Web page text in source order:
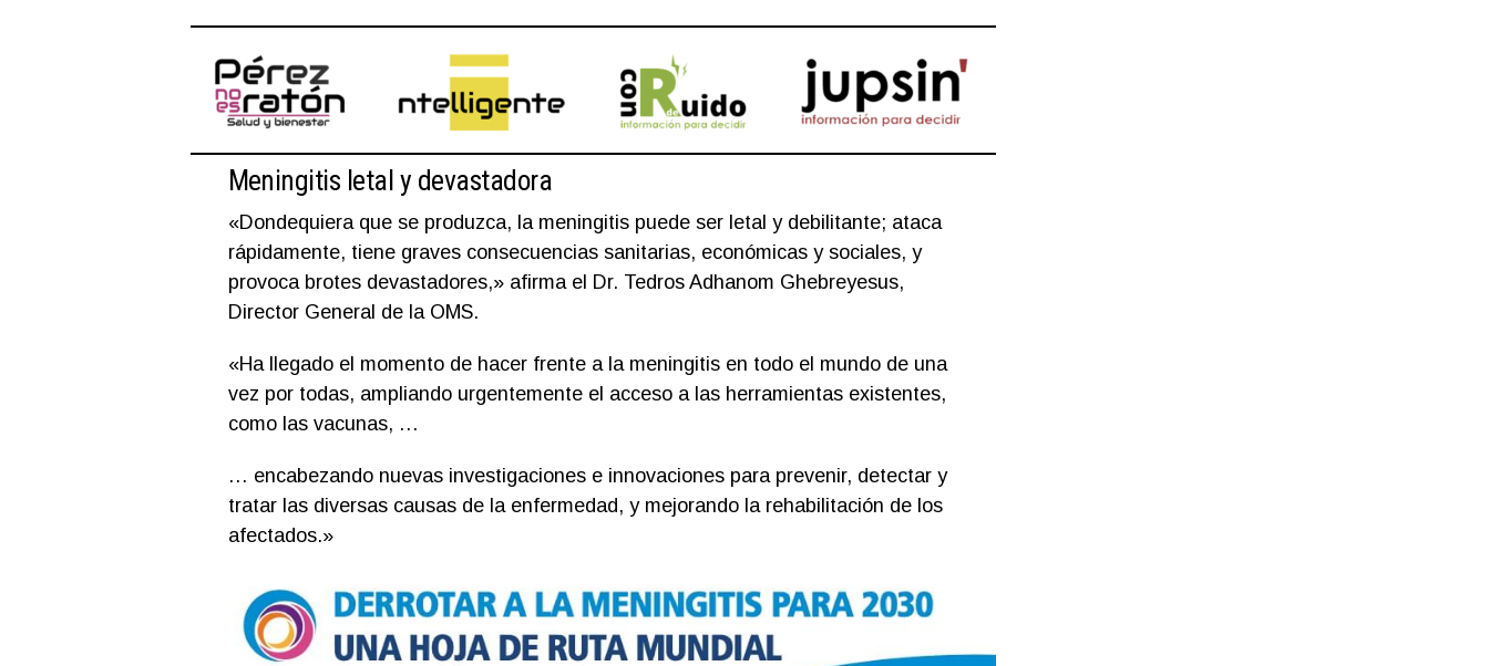
Meningitis letal y devastadora
«Dondequiera que se produzca, la meningitis puede ser letal y debilitante; ataca
rápidamente, tiene graves consecuencias sanitarias, económicas y sociales, y
provoca brotes devastadores,» afirma el Dr. Tedros Adhanom Ghebreyesus,
Director General de la OMS.
«Ha llegado el momento de hacer frente a la meningitis en todo el mundo de una
vez por todas, ampliando urgentemente el acceso a las herramientas existentes,
como las vacunas, …
… encabezando nuevas investigaciones e innovaciones para prevenir, detectar y
tratar las diversas causas de la enfermedad, y mejorando la rehabilitación de los
afectados.»